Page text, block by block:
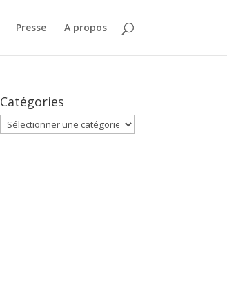
Presse A propos
Catégories
Catégories